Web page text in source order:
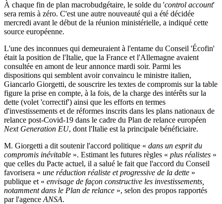
À chaque fin de plan macrobudgétaire, le solde du 'control account'
sera remis à zéro. C'est une autre nouveauté qui a été décidée
mercredi avant le début de la réunion ministérielle, a indiqué cette
source européenne.
L'une des inconnues qui demeuraient à l'entame du Conseil 'Écofin'
était la position de l'Italie, que la France et l'Allemagne avaient
consultée en amont de leur annonce mardi soir. Parmi les
dispositions qui semblent avoir convaincu le ministre italien,
Giancarlo Giorgetti, de souscrire les textes de compromis sur la table
figure la prise en compte, à la fois, de la charge des intérêts sur la
dette (volet 'correctif') ainsi que les efforts en termes
d'investissements et de réformes inscrits dans les plans nationaux de
relance post-Covid-19 dans le cadre du Plan de relance européen
Next Generation EU, dont l'Italie est la principale bénéficiaire.
M. Giorgetti a dit soutenir l'accord politique « dans un esprit du
compromis inévitable ». Estimant les futures règles « plus réalistes »
que celles du Pacte actuel, il a salué le fait que l'accord du Conseil
favorisera « une réduction réaliste et progressive de la dette »
publique et « envisage de façon constructive les investissements,
notamment dans le Plan de relance », selon des propos rapportés
par l'agence ANSA.